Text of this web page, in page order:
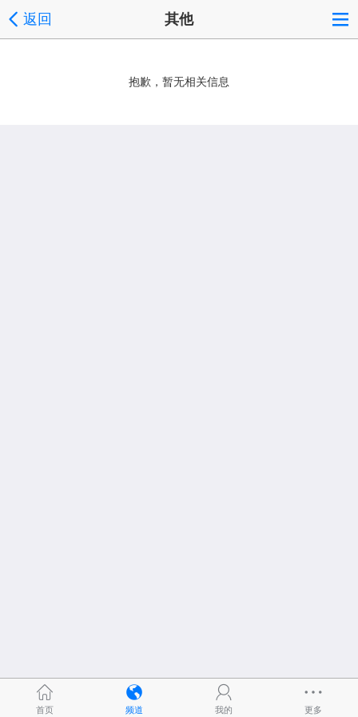
返回 其他
抱歉，暂无相关信息
首页 频道 我的 更多